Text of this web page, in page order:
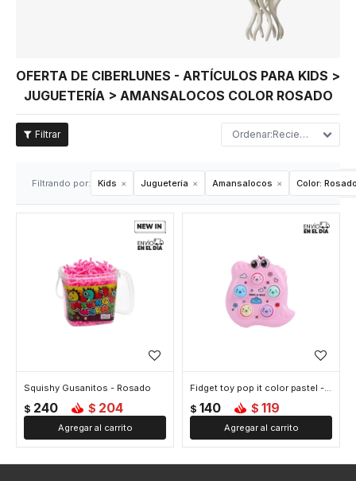
OFERTA DE CIBERLUNES - ARTÍCULOS PARA KIDS >
JUGUETERÍA > AMANSALOCOS COLOR ROSADO
Recientes
Filtrando por: Kids Juguetería Amansalocos Color:
Squishy Gusanitos - Rosado
$ 240 $ 204
Fidget toy pop it color pastel - Rosado
$ 140 $ 119